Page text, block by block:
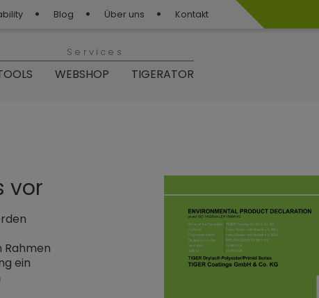
Blog Über uns Kontakt
Services
WEBSHOP TIGERATOR
vor
ein